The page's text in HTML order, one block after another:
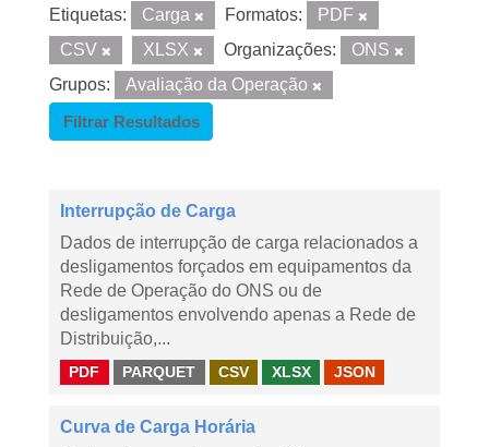
Etiquetas: Carga Formatos:
PDF
CSV
XLSX Organizações:
ONS
Grupos:
Avaliação da Operação
Filtrar Resultados
Interrupção de Carga
Dados de interrupção de carga relacionados a
desligamentos forçados em equipamentos da
Rede de Operação do ONS ou de
desligamentos envolvendo apenas a Rede de
Distribuição,...
PDF PARQUET CSV XLSX JSON
Curva de Carga Horária